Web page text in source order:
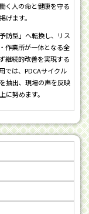
く人の命と健康を守る
げます。
防型」へ転換し、リス
作業所が一体となる全
継続的改善を実現する
では、PDCAサイクル
抽出、現場の声を反映
に努めます。